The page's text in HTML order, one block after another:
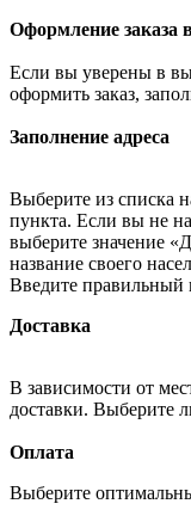
Оформление заказа
Если вы уверены в
оформить заказ,
Заполнение адреса
Выберите из списка
пункта. Если вы не
выберите значение
название своего
Введите правильный
Доставка
В зависимости от
доставки. Выберите
Оплата
Выберите